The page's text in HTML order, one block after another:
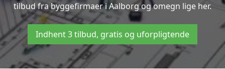
tilbud fra byggefirmaer i Aalborg og omegn lige her.
Indhent 3 tilbud, gratis og uforpligtende